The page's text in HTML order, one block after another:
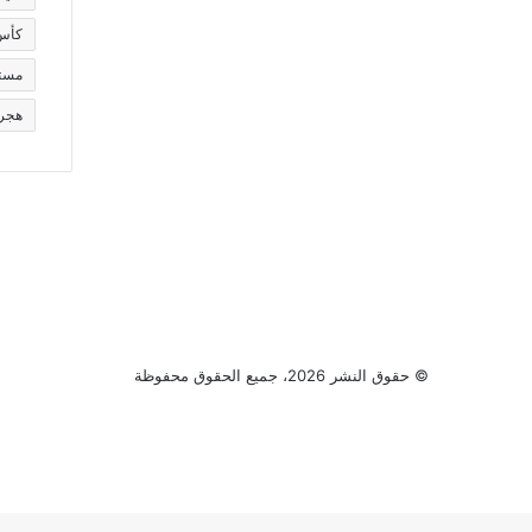
كأس
© حقوق النشر 2026، جميع الحقوق محفوظة